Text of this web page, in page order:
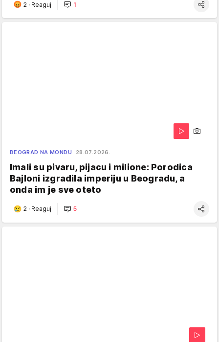
2 · Reaguj 1
BEOGRAD NA MONDU 28.07.2026.
Imali su pivaru, pijacu i milione: Porodica
Bajloni izgradila imperiju u Beogradu, a
onda im je sve oteto
2 · Reaguj 5